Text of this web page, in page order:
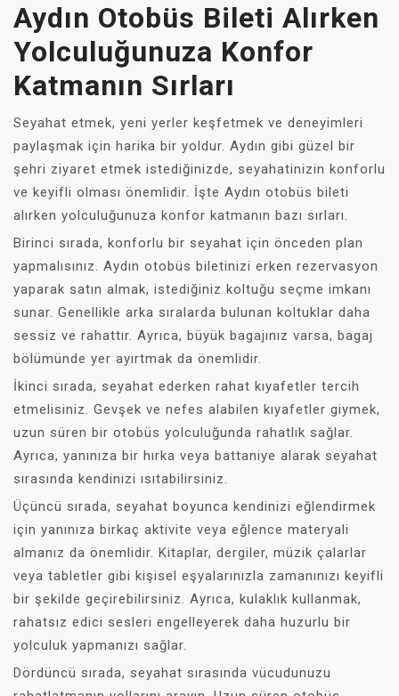
Aydın Otobüs Bileti Alırken
Yolculuğunuza Konfor
Katmanın Sırları
Seyahat etmek, yeni yerler keşfetmek ve deneyimleri
paylaşmak için harika bir yoldur. Aydın gibi güzel bir
şehri ziyaret etmek istediğinizde, seyahatinizin konforlu
ve keyifli olması önemlidir. İşte Aydın otobüs bileti
alırken yolculuğunuza konfor katmanın bazı sırları.
Birinci sırada, konforlu bir seyahat için önceden plan
yapmalısınız. Aydın otobüs biletinizi erken rezervasyon
yaparak satın almak, istediğiniz koltuğu seçme imkanı
sunar. Genellikle arka sıralarda bulunan koltuklar daha
sessiz ve rahattır. Ayrıca, büyük bagajınız varsa, bagaj
bölümünde yer ayırtmak da önemlidir.
İkinci sırada, seyahat ederken rahat kıyafetler tercih
etmelisiniz. Gevşek ve nefes alabilen kıyafetler giymek,
uzun süren bir otobüs yolculuğunda rahatlık sağlar.
Ayrıca, yanınıza bir hırka veya battaniye alarak seyahat
sırasında kendinizi ısıtabilirsiniz.
Üçüncü sırada, seyahat boyunca kendinizi eğlendirmek
için yanınıza birkaç aktivite veya eğlence materyali
almanız da önemlidir. Kitaplar, dergiler, müzik çalarlar
veya tabletler gibi kişisel eşyalarınızla zamanınızı keyifli
bir şekilde geçirebilirsiniz. Ayrıca, kulaklık kullanmak,
rahatsız edici sesleri engelleyerek daha huzurlu bir
yolculuk yapmanızı sağlar.
Dördüncü sırada, seyahat sırasında vücudunuzu